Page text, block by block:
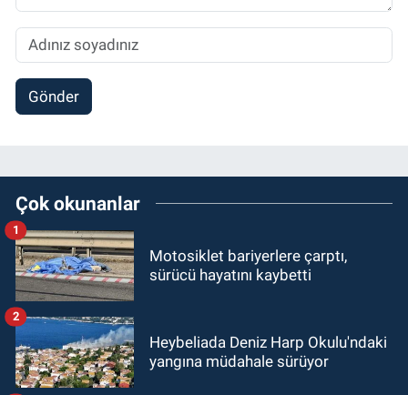
Gönder
Çok okunanlar
Motosiklet bariyerlere çarptı,
sürücü hayatını kaybetti
1
Heybeliada Deniz Harp Okulu'ndaki
yangına müdahale sürüyor
2